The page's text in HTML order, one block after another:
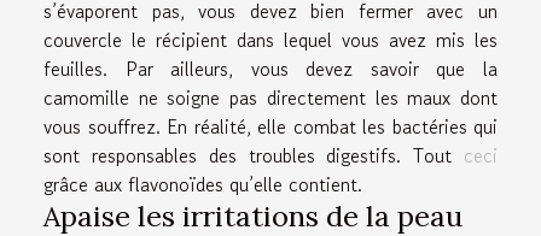
s’évaporent pas, vous devez bien fermer avec un
couvercle le récipient dans lequel vous avez mis les
feuilles. Par ailleurs, vous devez savoir que la
camomille ne soigne pas directement les maux dont
vous souffrez. En réalité, elle combat les bactéries qui
sont responsables des troubles digestifs. Tout ceci
grâce aux flavonoïdes qu’elle contient.
Apaise les irritations de la peau